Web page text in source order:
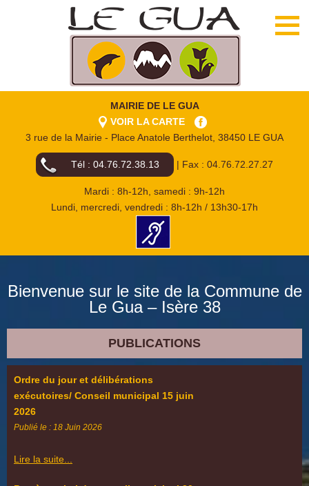
MAIRIE DE LE GUA
VOIR LA CARTE
3 rue de la Mairie - Place Anatole Berthelot, 38450 LE GUA
Tél : 04.76.72.38.13 | Fax : 04.76.72.27.27
Mardi : 8h-12h, samedi : 9h-12h
Lundi, mercredi, vendredi : 8h-12h / 13h30-17h
Bienvenue sur le site de la Commune de
Le Gua – Isère 38
PUBLICATIONS
Ordre du jour et délibérations
exécutoires/ Conseil municipal 15 juin
2026
Publié le : 18 Juin 2026
Lire la suite...